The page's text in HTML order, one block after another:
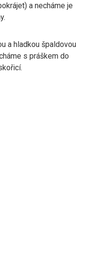
a necháme je
a hladkou špaldovou
s práškem do